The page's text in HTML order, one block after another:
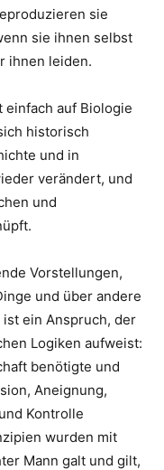
sie
sie ihnen selbst
ihnen leiden.
auf Biologie
historisch
und in
verändert, und
und
Vorstellungen,
und über andere
ein Anspruch, der
Logiken aufweist:
benötigte und
Aneignung,
Kontrolle
wurden mit
Mann galt und gilt,